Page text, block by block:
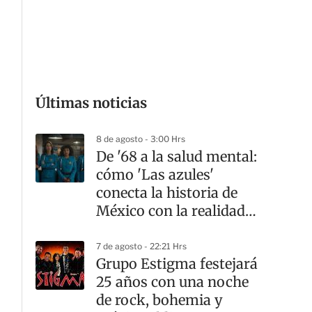
Últimas noticias
8 de agosto - 3:00 Hrs
De '68 a la salud mental:
cómo 'Las azules'
conecta la historia de
México con la realidad
7 de agosto - 22:21 Hrs
Grupo Estigma festejará
25 años con una noche
de rock, bohemia y